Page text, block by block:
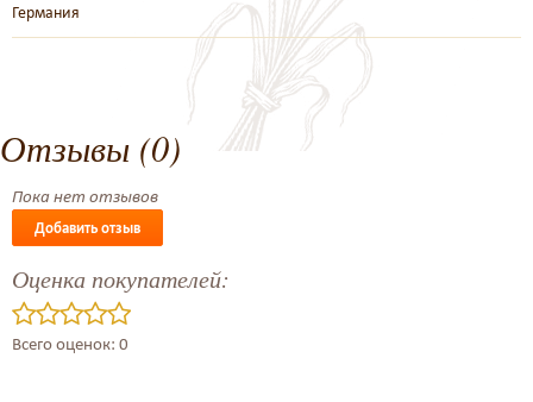
Германия
Отзывы (0)
Пока нет отзывов
Добавить отзыв
Оценка покупателей:
Всего оценок: 0